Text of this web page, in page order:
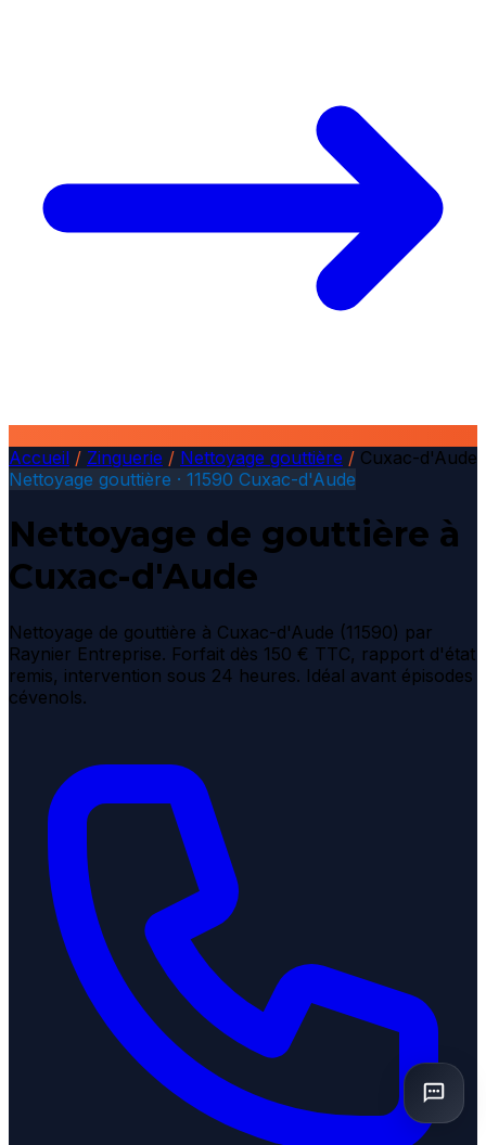
Accueil / Zinguerie / Nettoyage gouttière / Cuxac-d'Aude
Nettoyage gouttière · 11590 Cuxac-d'Aude
Nettoyage de gouttière à
Cuxac-d'Aude
Nettoyage de gouttière à Cuxac-d'Aude (11590) par
Raynier Entreprise. Forfait dès 150 € TTC, rapport d'état
remis, intervention sous 24 heures. Idéal avant épisodes
cévenols.